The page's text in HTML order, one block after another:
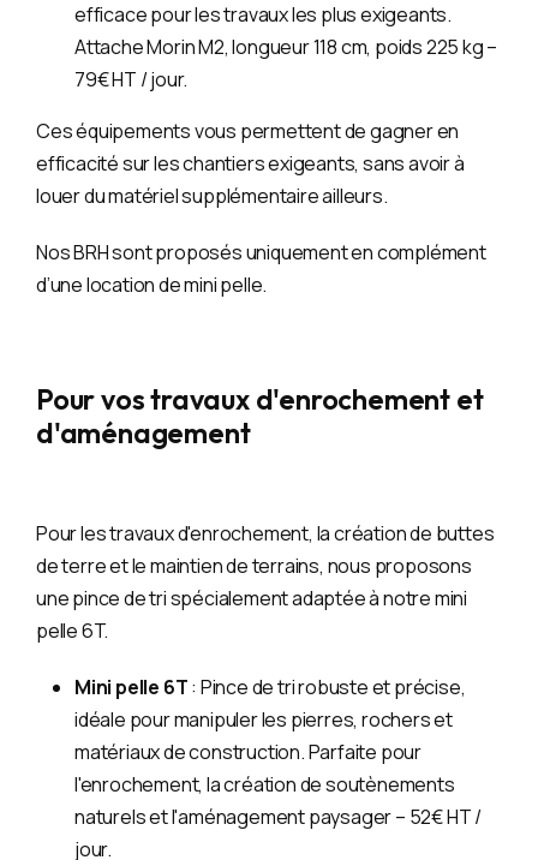
efficace pour les travaux les plus exigeants.
Attache Morin M2, longueur 118 cm, poids 225 kg –
79€ HT / jour.
Ces équipements vous permettent de gagner en
efficacité sur les chantiers exigeants, sans avoir à
louer du matériel supplémentaire ailleurs.
Nos BRH sont proposés uniquement en complément
d’une location de mini pelle.
Pour vos travaux d'enrochement et
d'aménagement
Pour les travaux d'enrochement, la création de buttes
de terre et le maintien de terrains, nous proposons
une pince de tri spécialement adaptée à notre mini
pelle 6T.
Mini pelle 6T: Pince de tri robuste et précise,
idéale pour manipuler les pierres, rochers et
matériaux de construction. Parfaite pour
l'enrochement, la création de soutènements
naturels et l'aménagement paysager – 52€ HT /
jour.